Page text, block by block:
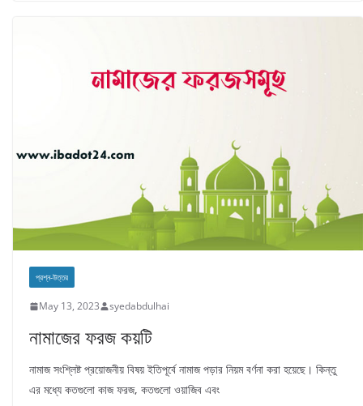
প্রশ্ন-উত্তর
May 13, 2023 syedabdulhai
নামাজের ফরজ কয়টি
নামাজ সংশ্লিষ্ট প্রয়োজনীয় বিষয় ইতিপূর্বে নামাজ পড়ার নিয়ম বর্ণনা করা হয়েছে। কিন্তু
এর মধ্যে কতগুলো কাজ ফরজ, কতগুলো ওয়াজিব এবং